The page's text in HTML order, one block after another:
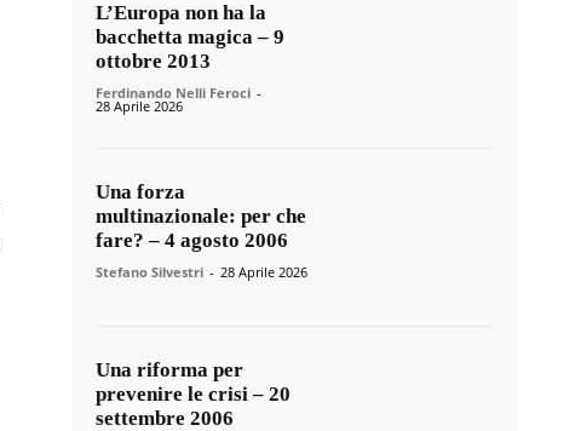
L’Europa non ha la
bacchetta magica – 9
ottobre 2013
Ferdinando Nelli Feroci -
28 Aprile 2026
Una forza
multinazionale: per che
fare? – 4 agosto 2006
Stefano Silvestri - 28 Aprile 2026
Una riforma per
prevenire le crisi – 20
settembre 2006